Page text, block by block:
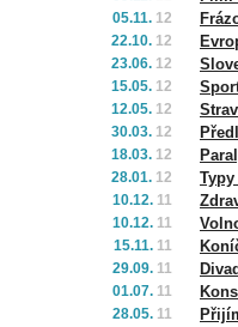
05.11. 12
22.10. 12
23.06. 12
15.05. 12
12.05. 12
30.03. 12
18.03. 12
28.01. 12
10.12. 11
10.12. 11
15.11. 11
29.09. 11
01.07. 11
28.05. 11